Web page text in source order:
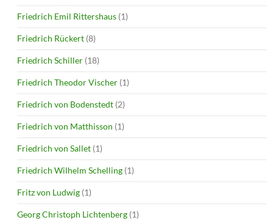
Friedrich Emil Rittershaus (1)
Friedrich Rückert (8)
Friedrich Schiller (18)
Friedrich Theodor Vischer (1)
Friedrich von Bodenstedt (2)
Friedrich von Matthisson (1)
Friedrich von Sallet (1)
Friedrich Wilhelm Schelling (1)
Fritz von Ludwig (1)
Georg Christoph Lichtenberg (1)